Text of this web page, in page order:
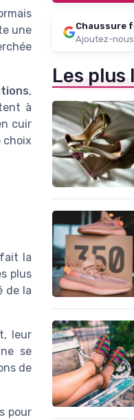
une
,
à
cuir
choix
la
plus
de la
leur
se
de
pour
Chaussure
Ajoutez-
Les plus